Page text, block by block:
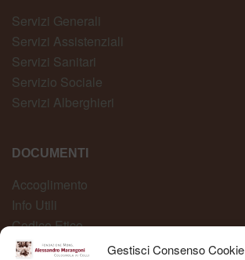
Gestisci Consenso Cookie
Servizi Generali
Servizi Assistenziali
Servizi Sanitari
Servizio Sociale
Servizi Alberghieri
DOCUMENTI
Accoglimento
Info Utili
Codice Etico
Carta dei Servizi